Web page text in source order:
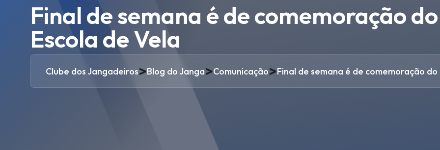
Final de semana é de comemoração
Escola de Vela
Clube dos Jangadeiros>Blog do Janga>Comunicação>Final de semana é de comemoração